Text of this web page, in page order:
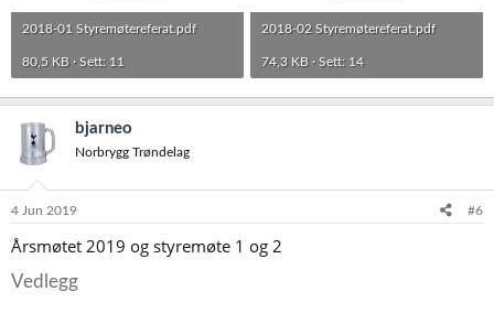
2018-01 Styremøtereferat.pdf
80,5 KB · Sett: 11
2018-02 Styremøtereferat.pdf
74,3 KB · Sett: 14
bjarneo
Norbrygg Trøndelag
4 Jun 2019 #6
Årsmøtet 2019 og styremøte 1 og 2
Vedlegg